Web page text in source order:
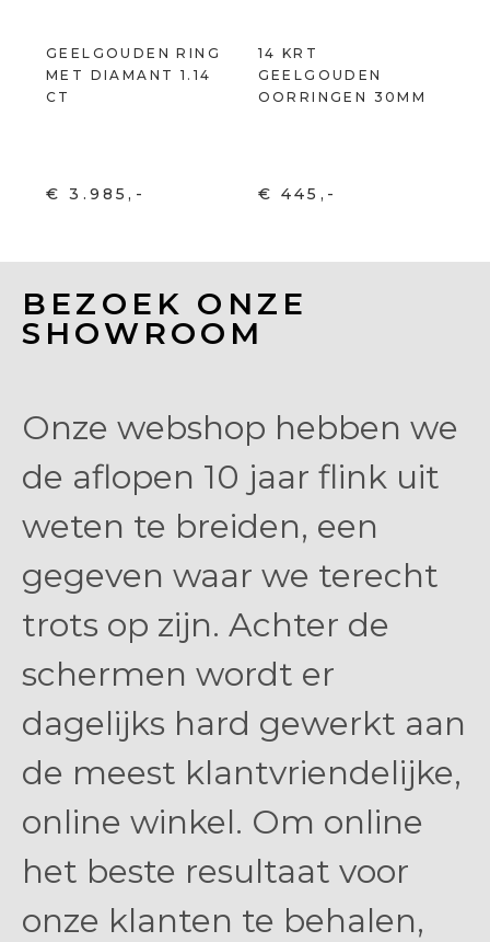
GEELGOUDEN RING
MET DIAMANT 1.14
CT
€ 3.985,-
14 KRT
GEELGOUDEN
OORRINGEN 30MM
€ 445,-
BEZOEK ONZE
SHOWROOM
Onze webshop hebben we
de aflopen 10 jaar flink uit
weten te breiden, een
gegeven waar we terecht
trots op zijn. Achter de
schermen wordt er
dagelijks hard gewerkt aan
de meest klantvriendelijke,
online winkel. Om online
het beste resultaat voor
onze klanten te behalen,